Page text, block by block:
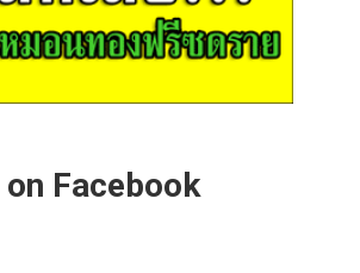
on Facebook